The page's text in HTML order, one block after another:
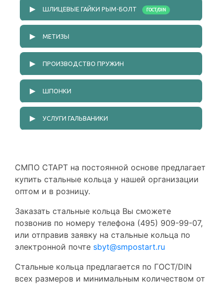
ПРЕСС-МАСЛЕНКИ DIN 71412
▶ ШЛИЦЕВЫЕ ГАЙКИ РЫМ-БОЛТ ГОСТ/DIN
▶ МЕТИЗЫ
▶ ПРОИЗВОДСТВО ПРУЖИН
▶ ШПОНКИ
▶ УСЛУГИ ГАЛЬВАНИКИ
СМПО СТАРТ на постоянной основе предлагает
купить стальные кольца у нашей организации
оптом и в розницу.
Заказать стальные кольца Вы сможете
позвонив по номеру телефона (495) 909-99-07,
или отправив заявку на стальные кольца по
электронной почте sbyt@smpostart.ru
Стальные кольца предлагается по ГОСТ/DIN
всех размеров и минимальным количеством от